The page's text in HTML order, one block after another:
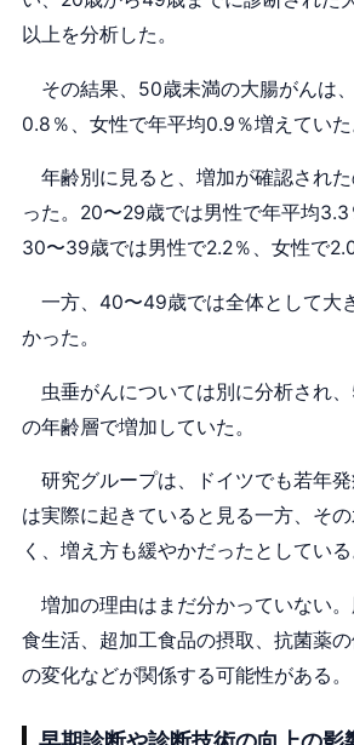
以上を分析した。
その結果、50歳未満の大腸がんは
0.8％、女性で年平均0.9％増えていた
年齢別に見ると、増加が確認され
った。20〜29歳では男性で年平均3.3
30〜39歳では男性で2.2％、女性で
一方、40〜49歳では全体として大
かった。
虫垂がんについては別に分析され
の年齢層で増加していた。
研究グループは、ドイツでも若年
は実際に起きていると見る一方、そ
く、増え方も緩やかだったとしている
増加の理由はまだ分かっていない。
食生活、超加工食品の摂取、抗菌薬
の変化などが関係する可能性がある。